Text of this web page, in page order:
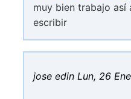
muy bien trabajo así
escribir
jose edin Lun, 26